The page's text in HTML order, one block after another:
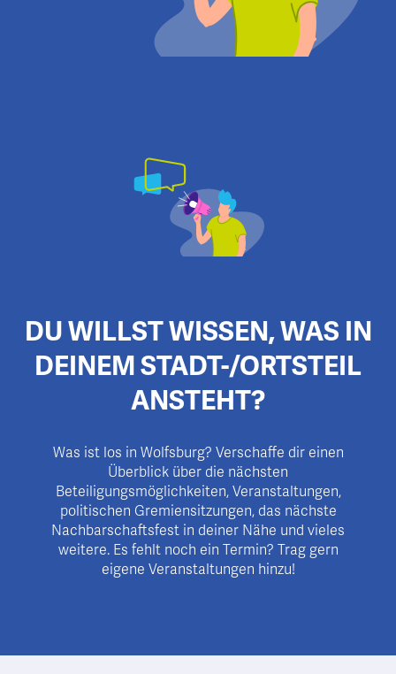
DU WILLST WISSEN, WAS IN
DEINEM STADT-/ORTSTEIL
ANSTEHT?
Was ist los in Wolfsburg? Verschaffe dir einen
Überblick über die nächsten
Beteiligungsmöglichkeiten, Veranstaltungen,
politischen Gremiensitzungen, das nächste
Nachbarschaftsfest in deiner Nähe und vieles
weitere. Es fehlt noch ein Termin? Trag gern
eigene Veranstaltungen hinzu!